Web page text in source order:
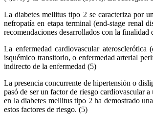
La diabetes mellitus tipo 2 se caracteriza por
nefropatía en etapa terminal (end-stage renal
recomendaciones desarrollados con la
La enfermedad cardiovascular
isquémico transitorio, o enfermedad arterial
indirecto de la enfermedad (5)
La presencia concurrente de hipertensión o
pasó de ser un factor de riesgo cardiovascular
en la diabetes mellitus tipo 2 ha demostrado
estos factores de riesgo. (5)